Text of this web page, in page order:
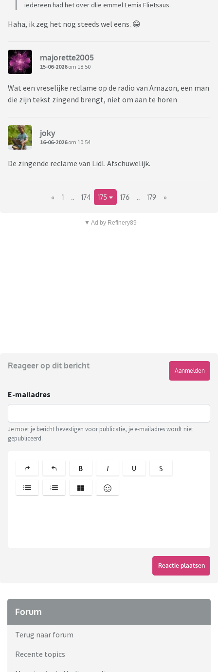
iedereen had het over dlie emmel Lemia Flietsaus.
Haha, ik zeg het nog steeds wel eens. 😁
majorette2005
15-06-2026om 18:50
Wat een vreselijke reclame op de radio van Amazon, een man
die zijn tekst zingend brengt, niet om aan te horen
joky
16-06-2026om 10:54
De zingende reclame van Lidl. Afschuwelijk.
« 1 174 175 176 179 »
▼ Ad by Refinery89
Reageer op dit bericht
Aanmelden
E-mailadres
Je moet je bericht bevestigen voor publicatie, je e-mailadres wordt niet
gepubliceerd.
Reactie plaatsen
Forum
Terug naar forum
Recente topics